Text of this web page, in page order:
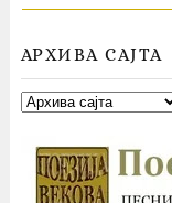
АРХИВА САЈТА